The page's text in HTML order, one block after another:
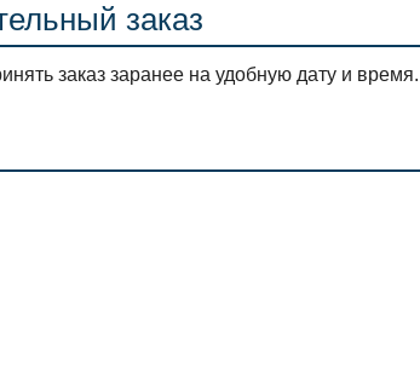
заказ
заказ заранее на удобную дату и время.